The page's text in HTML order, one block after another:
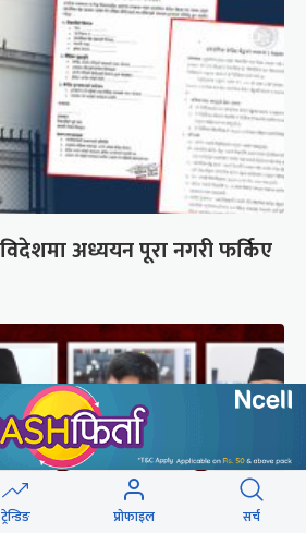
अध्ययन पूरा नगरी फर्किए
ट्रेन्डिङ प्रोफाइल सर्च